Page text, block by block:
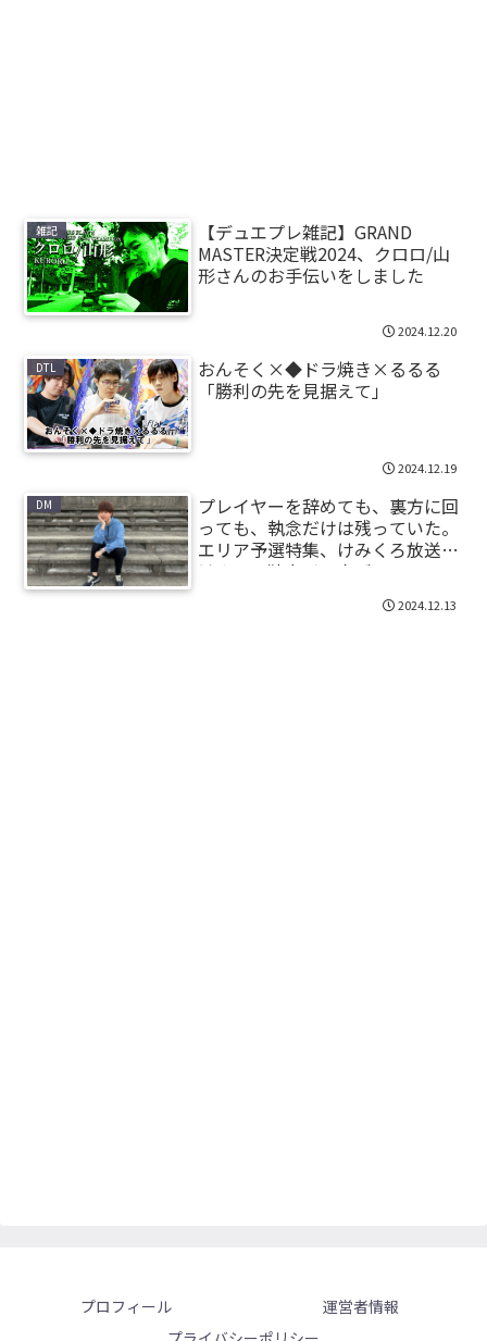
雑記
【デュエプレ雑記】GRAND
MASTER決定戦2024、クロロ/山
形さんのお手伝いをしました
2024.12.20
DTL
おんそく×◆ドラ焼き×るるる
「勝利の先を見据えて」
2024.12.19
DM
プレイヤーを辞めても、裏方に回
っても、執念だけは残っていた。
エリア予選特集、けみくろ放送局
けみー、独占インタビュー。
2024.12.13
プロフィール
運営者情報